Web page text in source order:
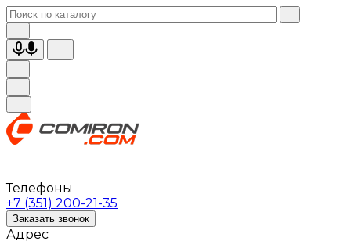
Телефоны
+7 (351) 200-21-35
Заказать звонок
Адрес